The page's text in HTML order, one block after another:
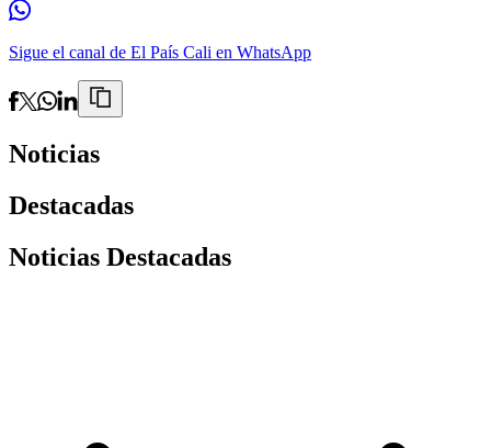
Sigue el canal de El País Cali en WhatsApp
Noticias
Destacadas
Noticias Destacadas